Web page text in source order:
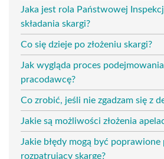
Jaka jest rola Państwowej
składania skargi?
Co się dzieje po złożeniu skargi?
Jak wygląda proces
pracodawcę?
Co zrobić, jeśli nie zgadzam się z
Jakie są możliwości złożenia
Jakie błędy mogą być poprawione
rozpatrujący skargę?